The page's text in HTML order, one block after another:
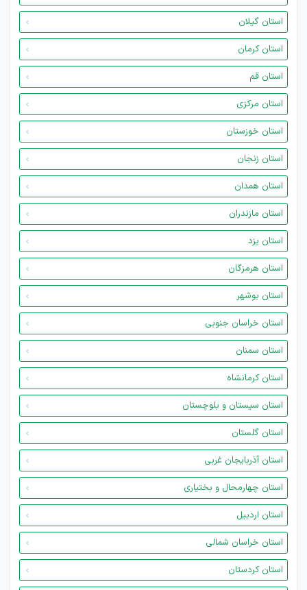
استان گیلان
استان کرمان
استان قم
استان مرکزی
استان خوزستان
استان زنجان
استان همدان
استان مازندران
استان یزد
استان هرمزگان
استان بوشهر
استان خراسان جنوبی
استان سمنان
استان کرمانشاه
استان سیستان و بلوچستان
استان گلستان
استان آذربایجان غربی
استان چهارمحال و بختیاری
استان اردبیل
استان خراسان شمالی
استان کردستان